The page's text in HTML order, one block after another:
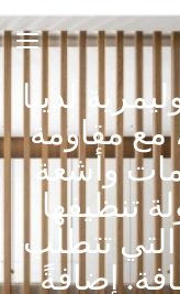
لدينا
مع مقاومة
وأشعة
تنظيفها
التي تتطلب
إضافةً